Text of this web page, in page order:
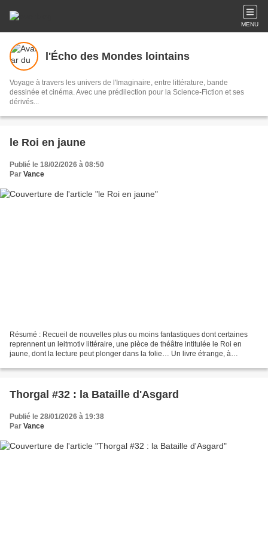
MENU
l'Écho des Mondes lointains
Voyage à travers les univers de l'Imaginaire, entre littérature, bande
dessinée et cinéma. Avec une prédilection pour la Science-Fiction et ses
dérivés...
le Roi en jaune
Publié le 18/02/2026 à 08:50
Par Vance
Résumé : Recueil de nouvelles plus ou moins fantastiques dont certaines
reprennent un leitmotiv littéraire, une pièce de théâtre intitulée le Roi en
jaune, dont la lecture peut plonger dans la folie… Un livre étrange, à
Thorgal #32 : la Bataille d'Asgard
Publié le 28/01/2026 à 19:38
Par Vance